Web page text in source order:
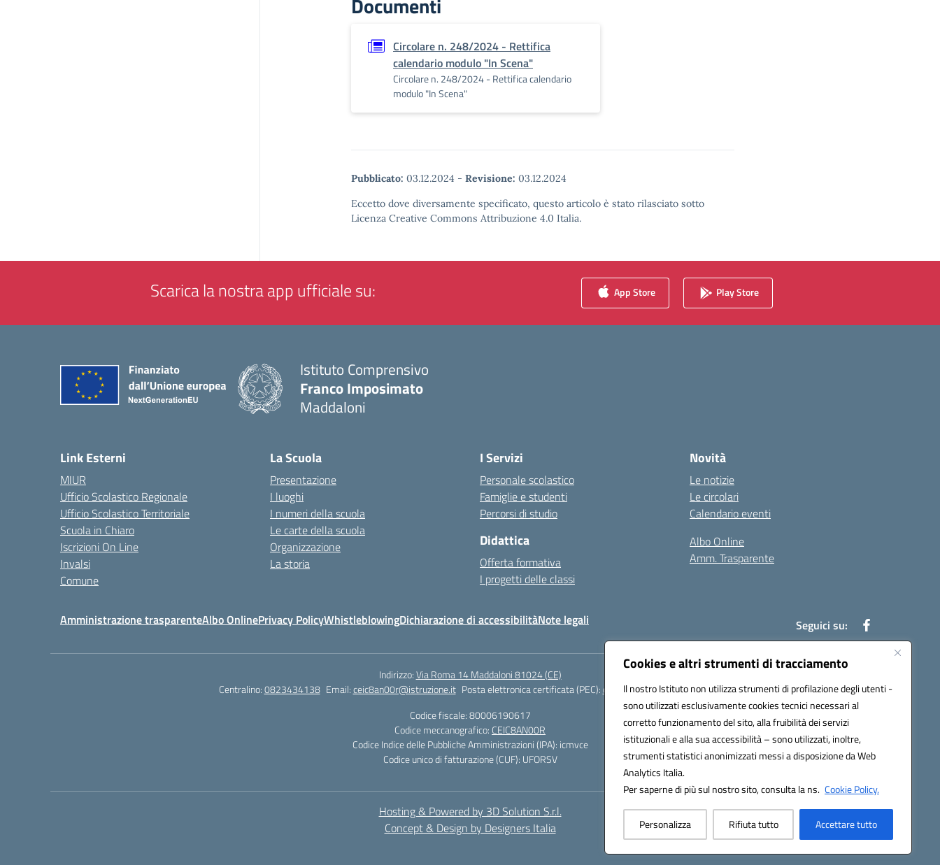
Cookies e altri strumenti di tracciamento
Il nostro Istituto non utilizza strumenti di profilazione degli utenti -
sono utilizzati esclusivamente cookies tecnici necessari al
corretto funzionamento del sito, alla fruibilità dei servizi
istituzionali e alla sua accessibilità – sono utilizzati, inoltre,
strumenti statistici anonimizzati messi a disposizione da Web
Analytics Italia.
Per saperne di più sul nostro sito, consulta la ns. Cookie Policy.
Personalizza Rifiuta tutto Accettare tutto
Circolare n. 248/2024 - Rettifica
calendario modulo "In Scena"
Circolare n. 248/2024 - Rettifica calendario
modulo "In Scena"
Pubblicato: 03.12.2024 - Revisione: 03.12.2024
Eccetto dove diversamente specificato, questo articolo è stato rilasciato sotto
Licenza Creative Commons Attribuzione 4.0 Italia.
Scarica la nostra app ufficiale su: App Store Play Store
Istituto Comprensivo
Franco Imposimato
Maddaloni
Link Esterni
MIUR
Ufficio Scolastico Regionale
Ufficio Scolastico Territoriale
Scuola in Chiaro
Iscrizioni On Line
Invalsi
Comune
La Scuola
Presentazione
I luoghi
I numeri della scuola
Le carte della scuola
Organizzazione
La storia
I Servizi
Personale scolastico
Famiglie e studenti
Percorsi di studio
Didattica
Offerta formativa
I progetti delle classi
Novità
Le notizie
Le circolari
Calendario eventi
Albo Online
Amm. Trasparente
Amministrazione trasparenteAlbo OnlinePrivacy PolicyWhistleblowingDichiarazione di accessibilitàNote legali Seguici su:
Indirizzo:Via Roma 14 Maddaloni 81024 (CE)
Centralino:0823434138 Email:ceic8an00r@istruzione.it Posta elettronica certificata (PEC):ceic8an00r@pec.istruzione.it
Codice fiscale: 80006190617
Codice meccanografico: CEIC8AN00R
Codice Indice delle Pubbliche Amministrazioni (IPA): icmvce
Codice unico di fatturazione (CUF): UFORSV
Hosting & Powered by 3D Solution S.r.l.
Concept & Design by Designers Italia